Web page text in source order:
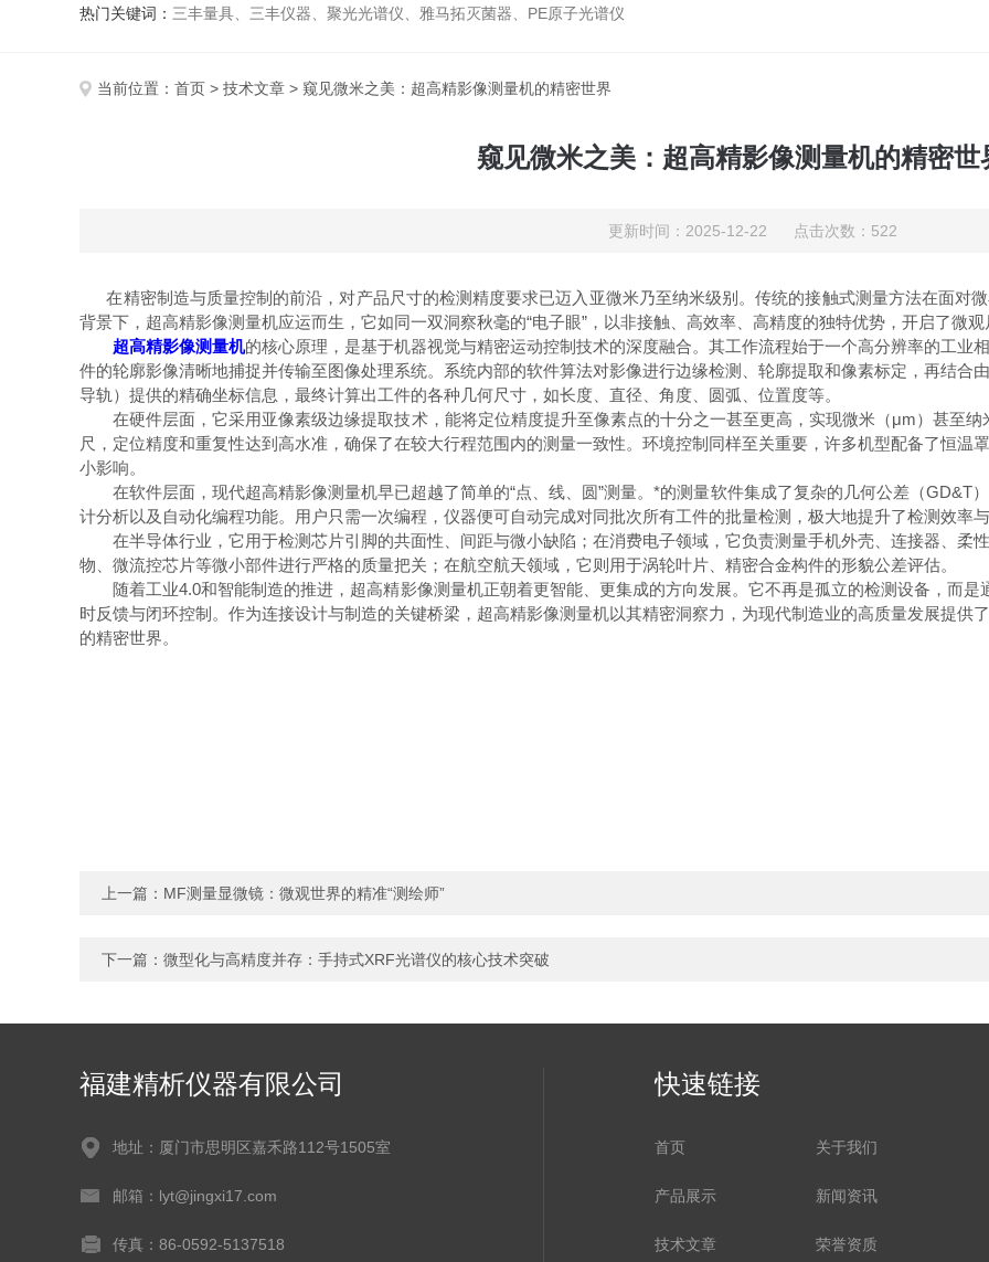
热门关键词： 三丰量具、三丰仪器、聚光光谱仪、雅马拓灭菌器、PE原子光谱仪
当前位置： 首页 > 技术文章 > 窥见微米之美：超高精影像测量机的精密世界
窥见微米之美：超高精影像测量机的精密世
更新时间：2025-12-22 点击次数：522
在精密制造与质量控制的前沿，对产品尺寸的检测精度要求已迈入亚微米乃至纳米级别。传统的接触式测量方法在面对
背景下，超高精影像测量机应运而生，它如同一双洞察秋毫的“电子眼”，以非接触、高效率、高精度的独特优势，开启了微
超高精影像测量机的核心原理，是基于机器视觉与精密运动控制技术的深度融合。其工作流程始于一个高分辨率的工业
件的轮廓影像清晰地捕捉并传输至图像处理系统。系统内部的软件算法对影像进行边缘检测、轮廓提取和像素标定，再结合
导轨）提供的精确坐标信息，最终计算出工件的各种几何尺寸，如长度、直径、角度、圆弧、位置度等。
在硬件层面，它采用亚像素级边缘提取技术，能将定位精度提升至像素点的十分之一甚至更高，实现微米（μm）甚至纳
尺，定位精度和重复性达到高水准，确保了在较大行程范围内的测量一致性。环境控制同样至关重要，许多机型配备了恒温
小影响。
在软件层面，现代超高精影像测量机早已超越了简单的“点、线、圆”测量。*的测量软件集成了复杂的几何公差（GD&T
计分析以及自动化编程功能。用户只需一次编程，仪器便可自动完成对同批次所有工件的批量检测，极大地提升了检测效率
在半导体行业，它用于检测芯片引脚的共面性、间距与微小缺陷；在消费电子领域，它负责测量手机外壳、连接器、柔
物、微流控芯片等微小部件进行严格的质量把关；在航空航天领域，它则用于涡轮叶片、精密合金构件的形貌公差评估。
随着工业4.0和智能制造的推进，超高精影像测量机正朝着更智能、更集成的方向发展。它不再是孤立的检测设备，而是
时反馈与闭环控制。作为连接设计与制造的关键桥梁，超高精影像测量机以其精密洞察力，为现代制造业的高质量发展提供
的精密世界。
上一篇： MF测量显微镜：微观世界的精准“测绘师”
下一篇： 微型化与高精度并存：手持式XRF光谱仪的核心技术突破
福建精析仪器有限公司
地址：厦门市思明区嘉禾路112号1505室
邮箱：lyt@jingxi17.com
传真：86-0592-5137518
快速链接
首页 关于我们
产品展示 新闻资讯
技术文章 荣誉资质